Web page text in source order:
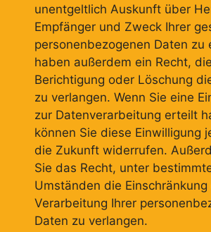
unentgeltlich Auskunft über
Empfänger und Zweck Ihrer
personenbezogenen Daten zu
haben außerdem ein Recht, die
Berichtigung oder Löschung
zu verlangen. Wenn Sie eine
zur Datenverarbeitung erteilt
können Sie diese Einwilligung
die Zukunft widerrufen.
Sie das Recht, unter
Umständen die Einschränkung
Verarbeitung Ihrer
Daten zu verlangen.